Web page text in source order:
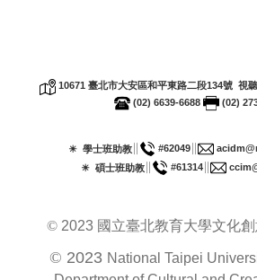
10671 臺北市大安區和平東路二段134號 視
(02) 6639-6688
(02)
☀ 學士班助教 #62049
☀ 碩士班助教∥ #61314∥
© 2023 國立臺北教育大學文化
© 2023 National Taipei